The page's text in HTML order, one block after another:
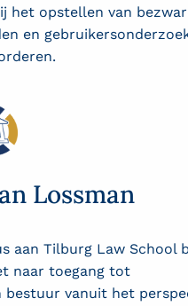
het opstellen van
en
Lossman
aan Tilburg Law School
naar toegang tot
bestuur vanuit het